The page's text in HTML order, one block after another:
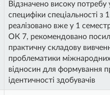
Відзначено високу потребу
специфіки спеціальності з
реалізовано вже у 1
ОК 7, рекомендовано
практичну складову
проблематики
відносин для формування
ідентичності здобувачів